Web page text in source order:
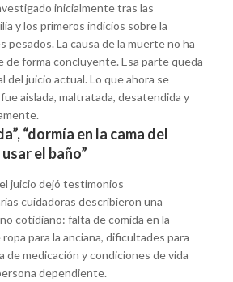
inicialmente tras las
y los primeros indicios sobre la
pesados. La causa de la muerte no ha
de forma concluyente. Esa parte queda
del juicio actual. Lo que ahora se
aislada, maltratada, desatendida y
“dormía en la cama del
el baño”
juicio dejó testimonios
cuidadoras describieron una
cotidiano: falta de comida en la
para la anciana, dificultades para
de medicación y condiciones de vida
dependiente.